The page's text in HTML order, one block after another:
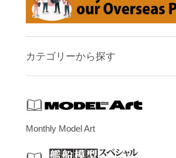
カテゴリーから探す
Monthly Model Art